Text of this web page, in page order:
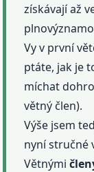
získávají až
Vy v první
ptáte, jak je
míchat
větný člen).
Výše jsem
nyní stručné
Větnými